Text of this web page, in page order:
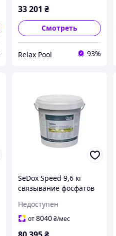
33 201 ₴
Смотреть
Relax Pool 93%
SeDox Speed 9,6 кг
связывание фосфатов
76508
Недоступен
от8040₴/мес